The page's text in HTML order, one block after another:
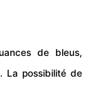
de bleus,
La possibilité de